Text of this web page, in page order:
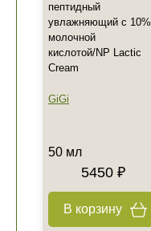
пептидный
увлажняющий с 10%
молочной
кислотой/NP Lactic
Cream
GiGi
50 мл
5450 ₽
В корзину